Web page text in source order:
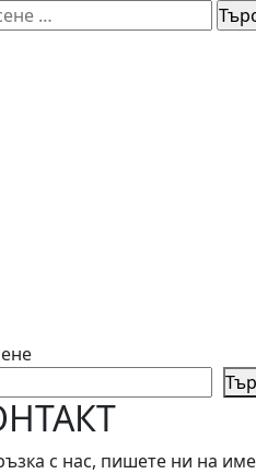
с нас, пишете ни на